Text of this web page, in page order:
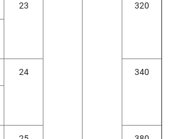
23 320
24 340